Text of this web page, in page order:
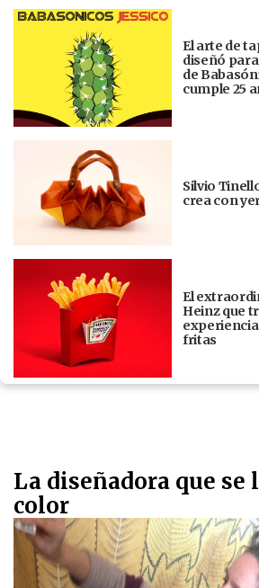
El arte de
diseñó
de
cumple 25
Silvio
crea con
El
Heinz que
fritas
La diseñadora que se
color